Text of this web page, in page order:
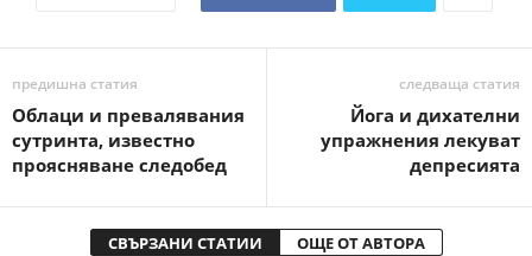
предишна статия
Облаци и превалявания
сутринта, известно
проясняване следобед
следваща статия
Йога и дихателни
упражнения лекуват
депресията
СВЪРЗАНИ СТАТИИ ОЩЕ ОТ АВТОРА